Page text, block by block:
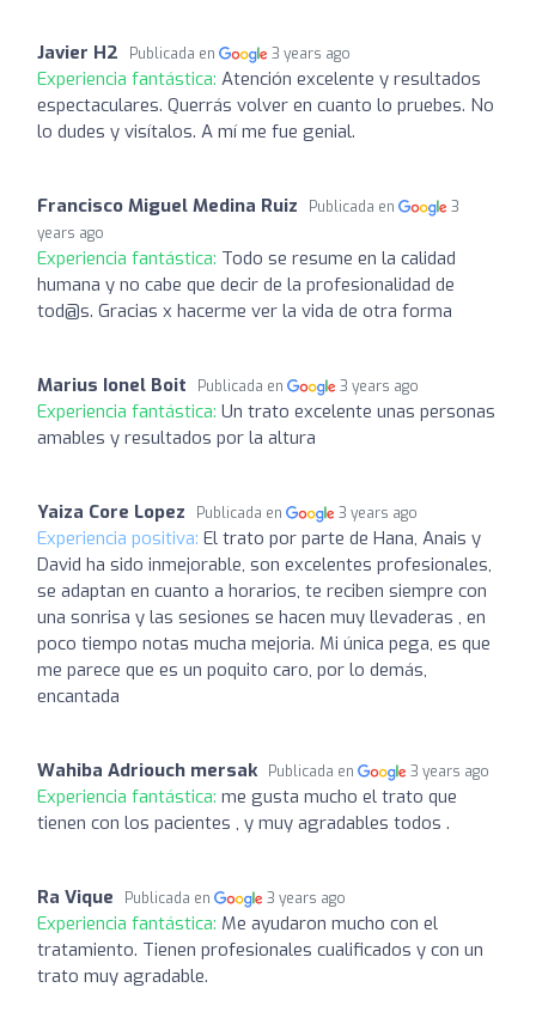
Javier H2 Publicada en 3 years ago
Experiencia fantástica: Atención excelente y resultados
espectaculares. Querrás volver en cuanto lo pruebes. No
lo dudes y visítalos. A mí me fue genial.
Francisco Miguel Medina Ruiz Publicada en
3
years ago
Experiencia fantástica: Todo se resume en la calidad
humana y no cabe que decir de la profesionalidad de
tod@s. Gracias x hacerme ver la vida de otra forma
Marius Ionel Boit Publicada en 3 years ago
Experiencia fantástica: Un trato excelente unas personas
amables y resultados por la altura
Yaiza Core Lopez Publicada en 3 years ago
Experiencia positiva: El trato por parte de Hana, Anais y
David ha sido inmejorable, son excelentes profesionales,
se adaptan en cuanto a horarios, te reciben siempre con
una sonrisa y las sesiones se hacen muy llevaderas , en
poco tiempo notas mucha mejoria. Mi única pega, es que
me parece que es un poquito caro, por lo demás,
encantada
Wahiba Adriouch mersak Publicada en 3 years ago
Experiencia fantástica: me gusta mucho el trato que
tienen con los pacientes , y muy agradables todos .
Ra Vique Publicada en 3 years ago
Experiencia fantástica: Me ayudaron mucho con el
tratamiento. Tienen profesionales cualificados y con un
trato muy agradable.